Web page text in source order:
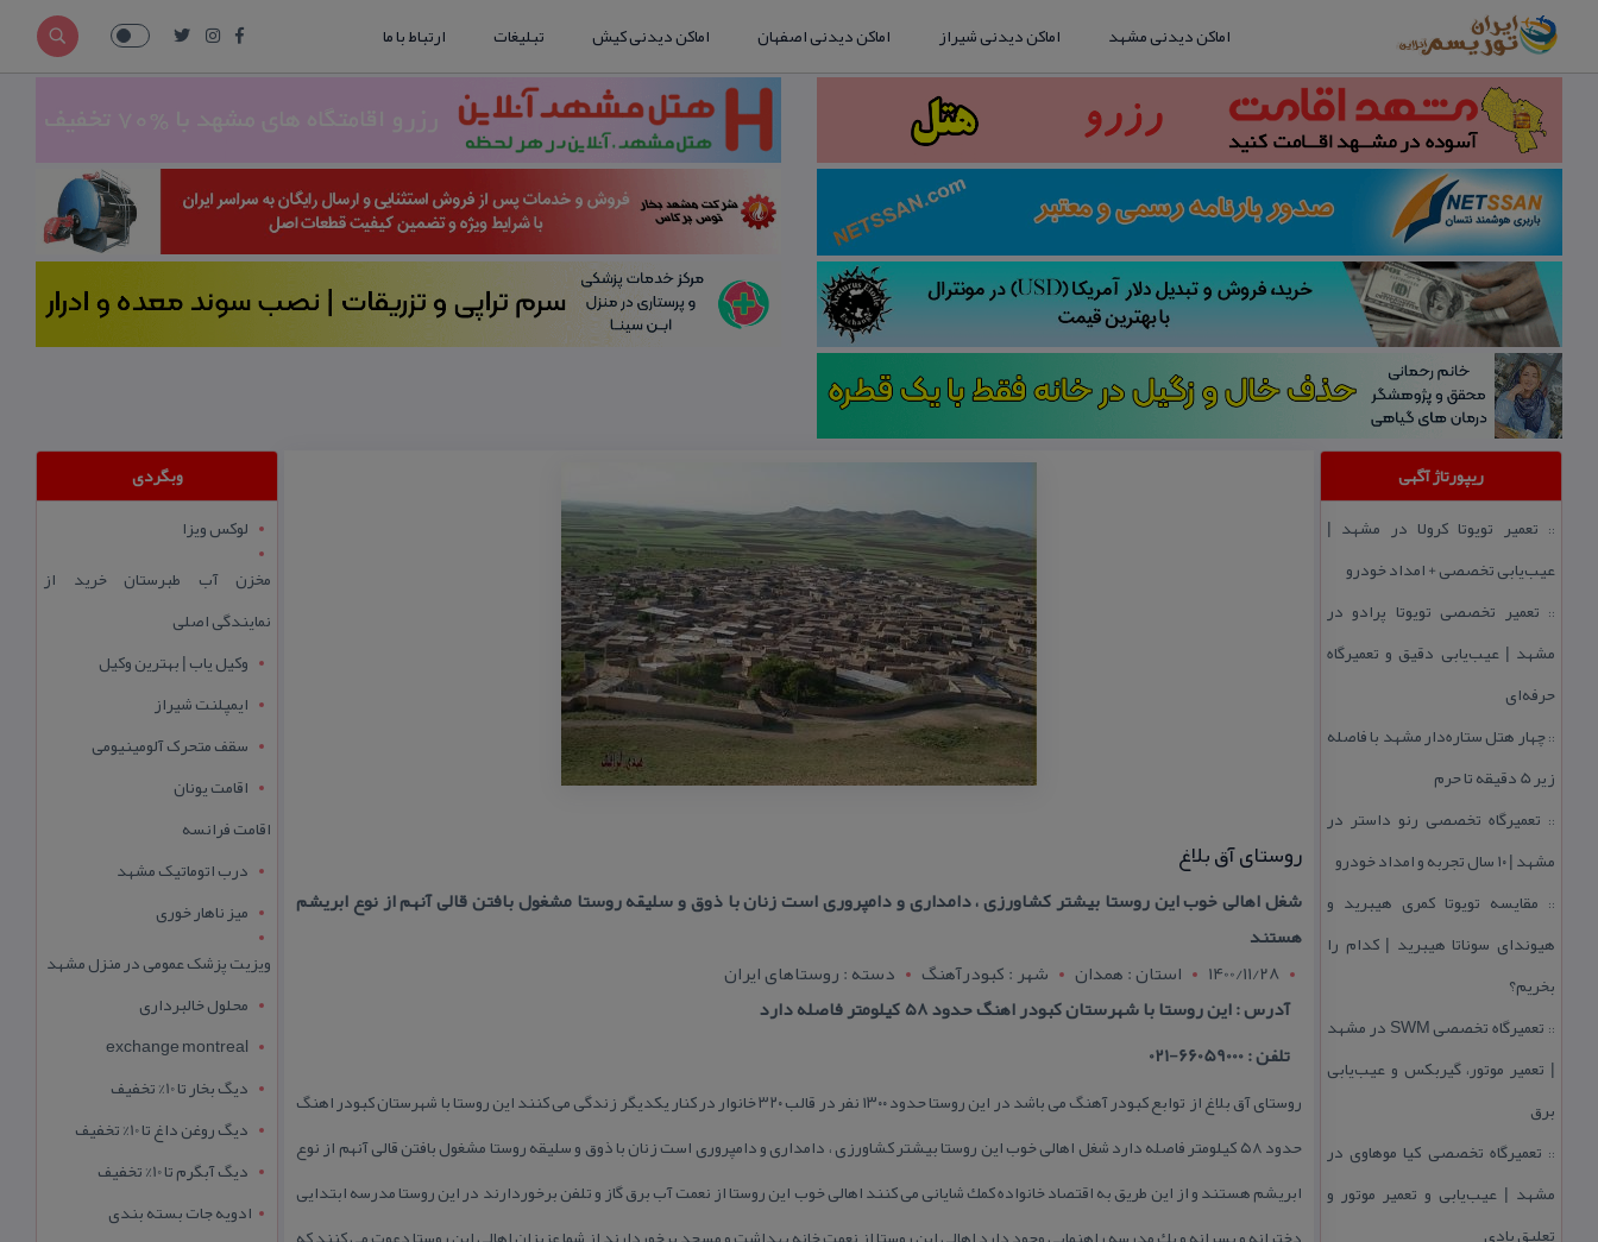
اماکن دیدنی مشهد اماکن دیدنی شیراز اماکن دیدنی اصفهان اماکن دیدنی کیش تبلیغات ارتباط با ما
ریپورتاژ آگهی
:: تعمیر تویوتا كرولا در مشهد |
عیب‌یابی تخصصی + امداد خودرو
:: تعمیر تخصصی تویوتا پرادو در
مشهد | عیب‌یابی دقیق و تعمیرگاه
حرفه‌ای
::چهار هتل‌ ستاره‌دار مشهد با فاصله
زیر 5 دقیقه تا حرم
:: تعمیرگاه تخصصی رنو داستر در
مشهد | ۱۰ سال تجربه و امداد خودرو
:: مقایسه تویوتا كمری هیبرید و
هیوندای سوناتا هیبرید | كدام را
بخریم؟
::
تعمیرگاه تخصصی SWM در مشهد
| تعمیر موتور، گیربكس و عیب‌یابی
برق
:: تعمیرگاه تخصصی كیا موهاوی در
مشهد | عیب‌یابی و تعمیر موتور و
تعلیق بادی
روستای آق بلاغ
شغل اهالی خوب این روستا بیشتر كشاورزی ، دامداری و دامپروری است زنان با ذوق و سلیقه روستا مشغول بافتن قالی آنهم از نوع ابریشم
هستند
1400/11/28
استان : همدان شهر : کبودرآهنگ
دسته : روستاهای ایران
آدرس : این روستا با شهرستان كبودر اهنگ حدود ۵۸ كیلومتر فاصله دارد
تلفن : 66059000-021
روستای آق بلاغ از توابع كبودر آهنگ می باشد در این روستا حدود ۱۳۰۰ نفر در قالب ۳۲۰ خانوار در كنار یكدیگر زندگی می كنند این روستا با شهرستان كبودر اهنگ
حدود ۵۸ كیلومتر فاصله دارد شغل اهالی خوب این روستا بیشتر كشاورزی ، دامداری و دامپروری است زنان با ذوق و سلیقه روستا مشغول بافتن قالی آنهم از نوع
ابریشم هستند و از این طریق به اقتصاد خانواده كمك شایانی می كنند اهالی خوب این روستا از نعمت آب برق گاز و تلفن برخوردارند در این روستا مدرسه ابتدایی
وبگردی
لوکس ویزا
مخزن آب طبرستان خرید از
نمایندگی اصلی
وکیل یاب | بهترین وکیل
ایمپلنت شیراز
سقف متحرک آلومینیومی
اقامت یونان
اقامت فرانسه
درب اتوماتیک مشهد
میز ناهار خوری
ویزیت پزشک عمومی در منزل مشهد
محلول خالبرداری
exchange montreal
دیگ بخار تا 10% تخفیف
دیگ روغن داغ تا 10% تخفیف
دیگ آبگرم تا 10% تخفیف
ادویه جات بسته بندی